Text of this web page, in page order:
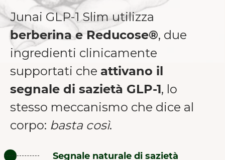
Junai GLP-1 Slim utilizza
berberina e Reducose®, due
ingredienti clinicamente
supportati che attivano il
segnale di sazietà GLP-1, lo
stesso meccanismo che dice al
corpo: basta così.
Segnale naturale di sazietà